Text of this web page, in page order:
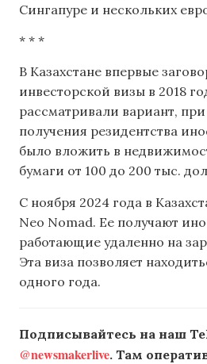
Сингапуре и нескольких
* * *
В Казахстане впервые
инвесторской визы в 2018
рассматривали вариант,
получения резидентства
было вложить в
бумаги от 100 до 200 тыс.
С ноября 2024 года в
Neo Nomad. Ее получают
работающие удаленно на
Эта виза позволяет
одного года.
Подписывайтесь на наш
@newsmakerlive. Там